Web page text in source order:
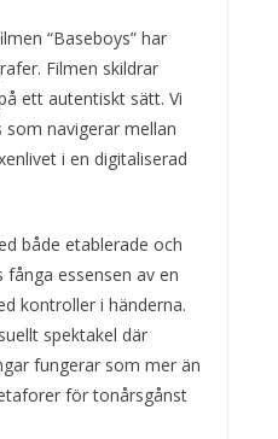
“Baseboys” har
Filmen skildrar
ett autentiskt sätt. Vi
navigerar mellan
i en digitaliserad
både etablerade och
fånga essensen av en
kontroller i händerna.
spektakel där
fungerar som mer än
för tonårsgånst